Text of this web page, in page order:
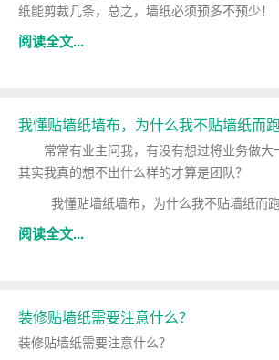
纸能剪裁几条，总之，墙纸必须预多不预少！
阅读全文...
我懂贴墙纸墙布，为什么我不贴墙纸而
常常有业主问我，有没有想过将业务做大
其实我真的想不出什么样的才算是团队？
我懂贴墙纸墙布，为什么我不贴墙纸而
阅读全文...
装修贴墙纸需要注意什么？
装修贴墙纸需要注意什么？